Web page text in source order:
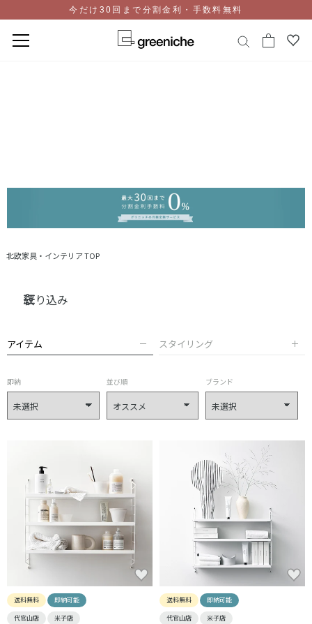
ッ
今だけ30回まで分割金利・手数料無料
北欧家具・インテリア TOP
絞り込み
アイテム スタイリング
即納 並び順 ブランド
送料無料
即納可能
代官山店
米子店
送料無料
即納可能
代官山店
米子店